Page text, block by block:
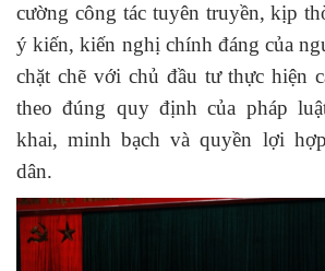
cường công tác tuyên truyền, kịp
ý kiến, kiến nghị chính đáng của
chặt chẽ với chủ đầu tư thực hiện
theo đúng quy định của pháp
khai, minh bạch và quyền lợi
dân.